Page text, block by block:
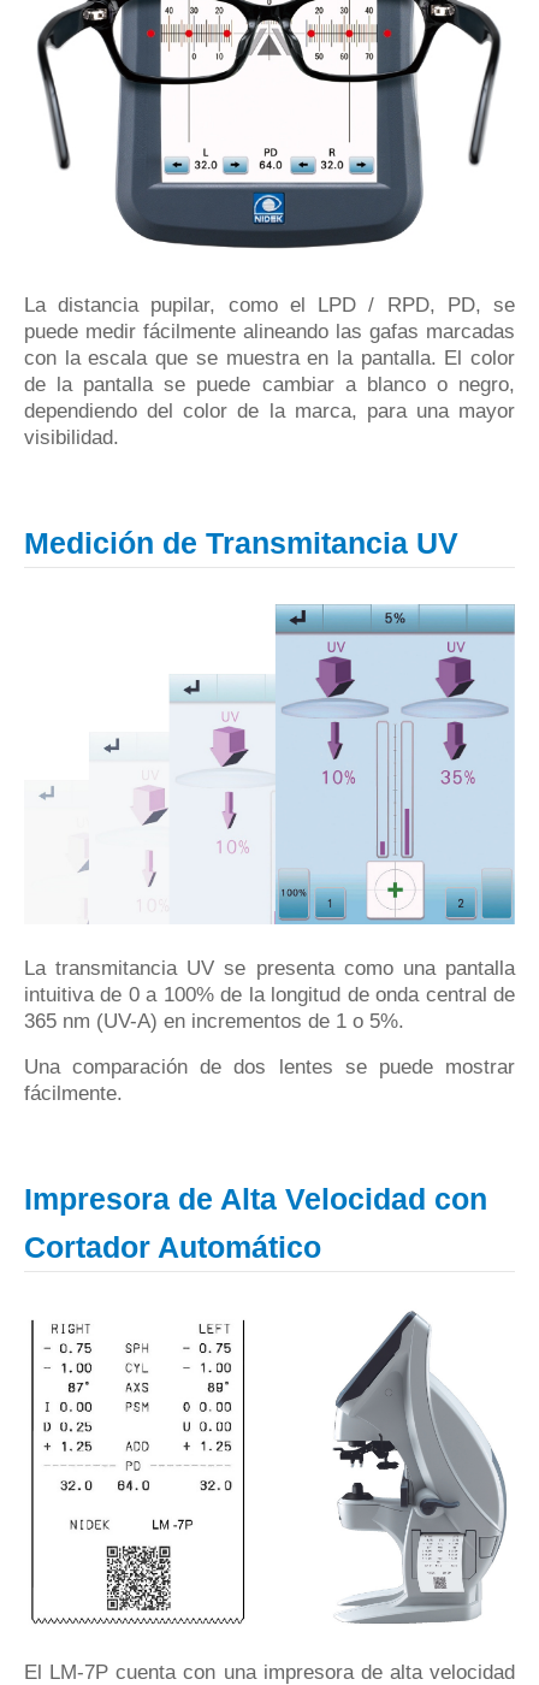
La distancia pupilar, como el LPD / RPD, PD, se
puede medir fácilmente alineando las gafas marcadas
con la escala que se muestra en la pantalla. El color
de la pantalla se puede cambiar a blanco o negro,
dependiendo del color de la marca, para una mayor
visibilidad.
Medición de Transmitancia UV
La transmitancia UV se presenta como una pantalla
intuitiva de 0 a 100% de la longitud de onda central de
365 nm (UV-A) en incrementos de 1 o 5%.
Una comparación de dos lentes se puede mostrar
fácilmente.
Impresora de Alta Velocidad con
Cortador Automático
El LM-7P cuenta con una impresora de alta velocidad